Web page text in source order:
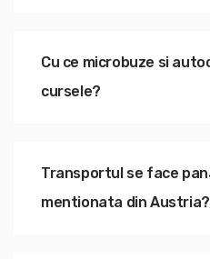
Cu ce microbuze si
cursele?
Transportul se face
mentionata din Austria?